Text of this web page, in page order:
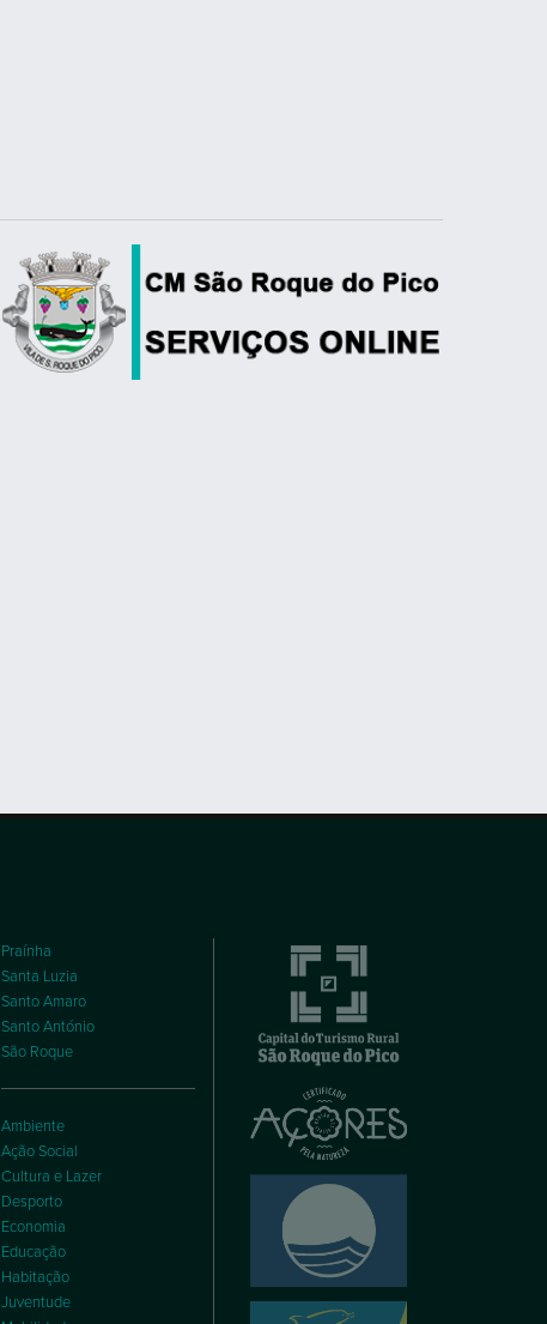
Praínha
Santa Luzia
Santo Amaro
Santo António
São Roque
Ambiente
Ação Social
Cultura e Lazer
Desporto
Economia
Educação
Habitação
Juventude